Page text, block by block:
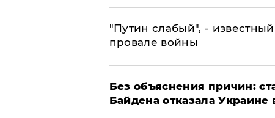
​"Путин слабый", -
провале войны
Без объяснения причин:
Байдена отказала